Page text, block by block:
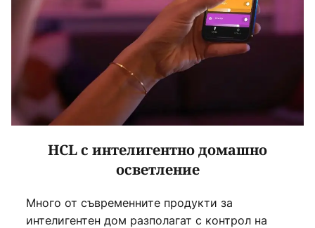
HCL с интелигентно домашно
осветление
Много от съвременните продукти за
интелигентен дом разполагат с контрол на